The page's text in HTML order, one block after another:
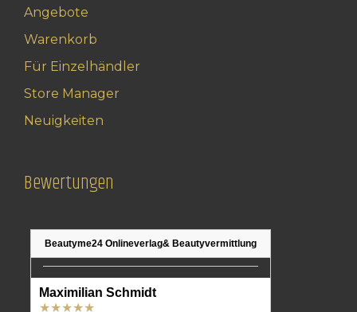
Angebote
Warenkorb
Für Einzelhändler
Store Manager
Neuigkeiten
Bewertungen